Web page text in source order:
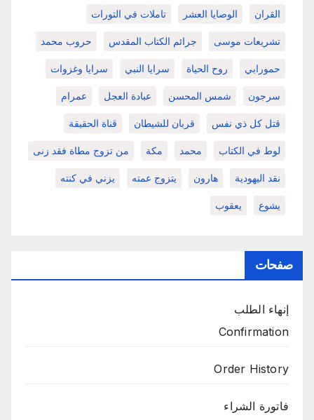
القران الوصايا العشر تاملات في التورات
تشريعات موسى جرائم الكتاب المقدس حروب محمد
حمورابي روح الحياة سرايا النبي سرايا وغزوات
سرجون شمس المحسن عبادة العجل عمرام
قتل كل ذي نفس قربان للشيطان قناة الحقيقة
لوط في الكتاب محمد مكة من تزوج مطاة فقد زنى
نقد اليهودية هارون يتزوج عمته يزني في كنته
يشوع يعقوب
صفحات
إنهاء الطلب
Confirmation
Order History
فاتورة الشراء